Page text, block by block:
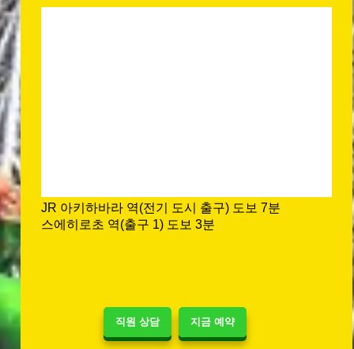
직원 상담 지금 예약
JR 아키하바라 역(전기 도시 출구) 도보 7분
스에히로초 역(출구 1) 도보 3분